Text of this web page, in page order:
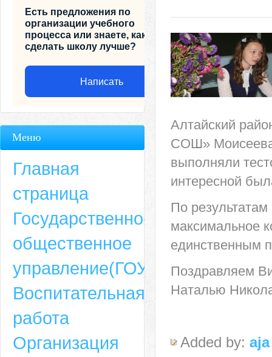
Адрес
659635, Алтайский край, Алтайский район, село Ая, ул. Школьная 11.
6-49, электронный адрес: aja_70@mail.ru
Алтайский
СОШ» Моисеева
выполняли
интересной
По
максимальное
единственным
Поздравляем
Наталью
Added by: aja
Есть предложения по
организации учебного
процесса или знаете, как
сделать школу лучше?
Написать
Меню
Главная
страница
Государственно-
общественное
управление(ГОУ)
Воспитательная
работа
Организация